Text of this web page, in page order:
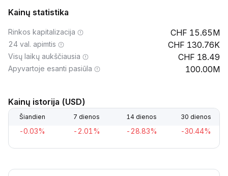
Kainų statistika
Rinkos kapitalizacija 15.65M
24 val. apimtis 130.76K
Visų laikų aukščiausia 18.49
Apyvartoje esanti pasiūla 100.00M
Kainų istorija (USD)
Šiandien 7 dienos 14 dienos 30 dienos
-0.03% -2.01% -28.83% -30.44%